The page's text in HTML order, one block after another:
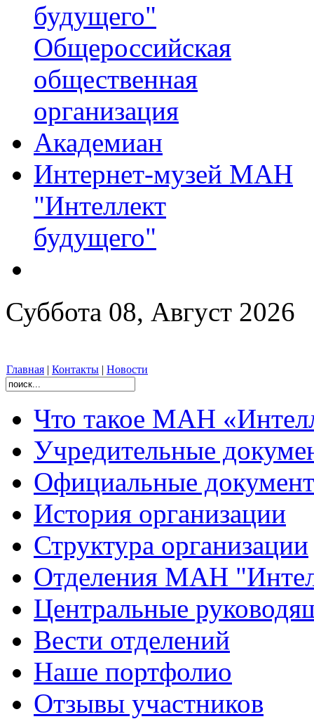
будущего"
Общероссийская
общественная
организация
Академиан
Интернет-музей МАН
"Интеллект
будущего"
Суббота 08, Август 2026
Главная | Контакты | Новости
Что такое МАН
Учредительные
Официальные
История организации
Структура организации
Отделения МАН
Центральные
Вести отделений
Наше портфолио
Отзывы участников